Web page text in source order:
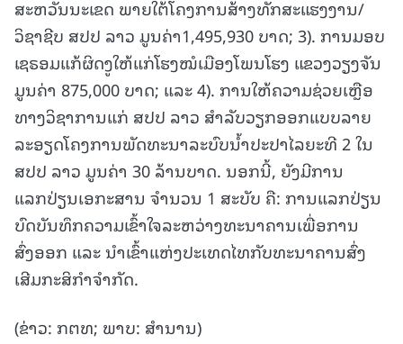
ສະຫວັນນະເຂດ ພາຍໃຕ້ໂຄງການສ້າງທັກສະແຮງງານ/
ວິຊາຊີບ ສປປ ລາວ ມູນຄ່າ1,495,930 ບາດ; 3). ການມອບ
ເຊຣອມແກ້ຜິດງູໃຫ້ແກ່ໂຮງໝໍເມືອງໂພນໂຮງ ແຂວງວຽງຈັນ
ມູນຄ່າ 875,000 ບາດ; ແລະ 4). ການໃຫ້ຄວາມຊ່ວຍເຫຼືອ
ທາງວິຊາການແກ່ ສປປ ລາວ ສໍາລັບວຽກອອກແບບລາຍ
ລະອຽດໂຄງການພັດທະນາລະບົບນໍ້າປະປາໄລຍະທີ 2 ໃນ
ສປປ ລາວ ມູນຄ່າ 30 ລ້ານບາດ. ນອກນີ້, ຍັງມີການ
ແລກປ່ຽນເອກະສານ ຈໍານວນ 1 ສະບັບ ຄື: ການແລກປ່ຽນ
ບົດບັນທຶກຄວາມເຂົ້າໃຈລະຫວ່າງທະນາຄານເພື່ອການ
ສົ່ງອອກ ແລະ ນໍາເຂົ້າແຫ່ງປະເທດໄທກັບທະນາຄານສົ່ງ
ເສີມກະສິກໍາຈໍາກັດ.
(ຂ່າວ: ກຕທ; ພາບ: ສຳນານ)